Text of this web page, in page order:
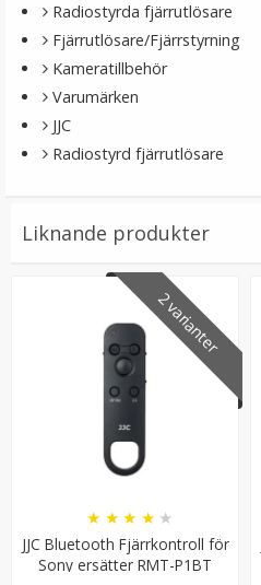
Radiostyrda fjärrutlösare
Fjärrutlösare/Fjärrstyrning
Kameratillbehör
Varumärken
JJC
Radiostyrd fjärrutlösare
Liknande produkter
2 varianter
JJC Bluetooth Fjärrkontroll för
Sony ersätter RMT-P1BT
★ ★ ★ ★ ★